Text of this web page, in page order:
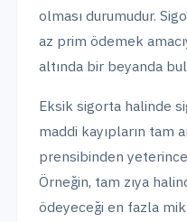
olması durumudur.
az prim ödemek
altında bir beyanda
Eksik sigorta halinde
maddi kayıpların tam
prensibinden
Örneğin, tam zıya
ödeyeceği en fazla